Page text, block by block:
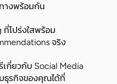
างพร้อมกัน
โปร่งใสพร้อม
จริง
เกี่ยวกับ Social Media
ธุรกิจของคุณได้ที่